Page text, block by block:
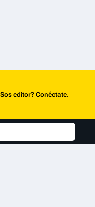
Sos editor? Conéctate.